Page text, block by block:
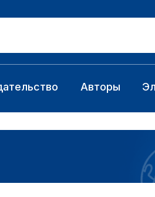
Авторы